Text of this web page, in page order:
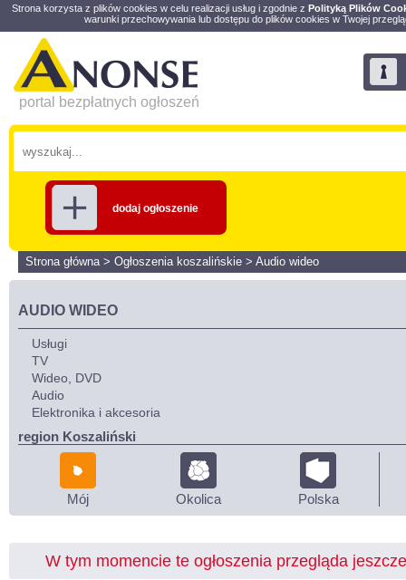
Strona korzysta z plików cookies w celu realizacji usług i zgodnie z Polityką Plików
warunki przechowywania lub dostępu do plików cookies w Twojej
portal bezpłatnych ogłoszeń
dodaj ogłoszenie
Strona główna> Ogłoszenia koszalińskie > Audio wideo
AUDIO WIDEO
Usługi
TV
Wideo, DVD
Audio
Elektronika i akcesoria
region Koszaliński
Mój Okolica Polska
W tym momencie te ogłoszenia przegląda